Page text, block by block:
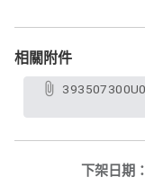
相關附件
下架日期：